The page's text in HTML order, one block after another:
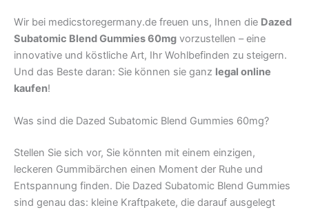
Wir bei medicstoregermany.de freuen uns, Ihnen die Dazed
Subatomic Blend Gummies 60mg vorzustellen – eine
innovative und köstliche Art, Ihr Wohlbefinden zu steigern.
Und das Beste daran: Sie können sie ganz legal online
kaufen!
Was sind die Dazed Subatomic Blend Gummies 60mg?
Stellen Sie sich vor, Sie könnten mit einem einzigen,
leckeren Gummibärchen einen Moment der Ruhe und
Entspannung finden. Die Dazed Subatomic Blend Gummies
sind genau das: kleine Kraftpakete, die darauf ausgelegt